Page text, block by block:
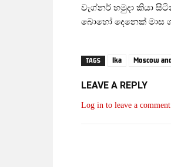
වැග්නර් හමුදා කියා
බොහෝ දෙනෙක් මාස
TAGS lka Moscow
LEAVE A REPLY
Log in to leave a comment